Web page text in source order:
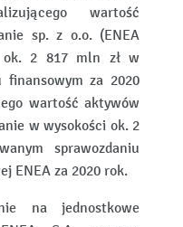
wartość
sp. z o.o. (ENEA
ok. 2 817 mln zł w
finansowym za 2020
wartość aktywów
w wysokości ok. 2
sprawozdaniu
ENEA za 2020 rok.
na jednostkowe